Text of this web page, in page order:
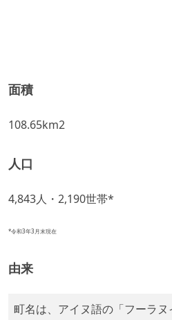
面積
108.65km2
人口
4,843人・2,190世帯*
*令和3年3月末現在
由来
町名は、アイヌ語の「フーラ